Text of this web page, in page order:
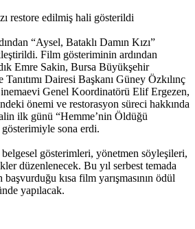
restore edilmiş hali gösterildi
“Aysel, Bataklı Damın Kızı”
Film gösteriminin ardından
Emre Sakin, Bursa Büyükşehir
Dairesi Başkanı Güney Özkılınç
Genel Koordinatörü Elif Ergezen,
önemi ve restorasyon süreci hakkında
ilk günü “Hemme’nin Öldüğü
sona erdi.
gösterimleri, yönetmen söyleşileri,
düzenlenecek. Bu yıl serbest temada
kısa film yarışmasının ödül
yapılacak.